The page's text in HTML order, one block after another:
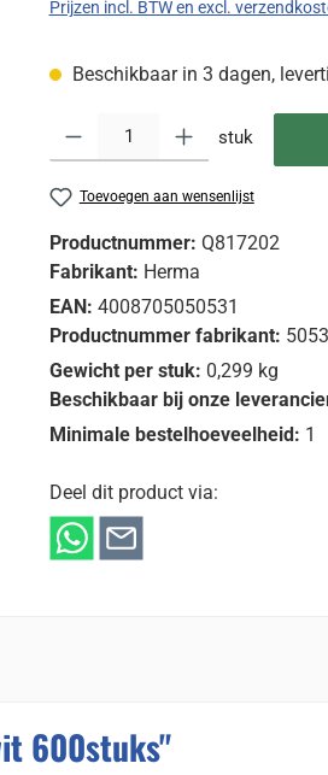
Prijzen incl. BTW en excl.
Beschikbaar in 3 dagen,
Producthoeveelheid: Voer de
stuk
Toevoegen aan wensenlijst
Productnummer: Q817202
Fabrikant: Herma
EAN: 4008705050531
Productnummer fabrikant: 5053
Gewicht per stuk: 0,299 kg
Beschikbaar bij onze
Minimale bestelhoeveelheid: 1
Deel dit product via:
600stuks"